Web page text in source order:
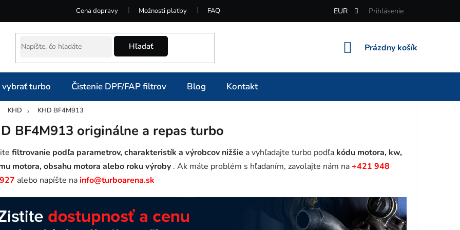
Cena dopravy Možnosti platby FAQ EUR Prihlásenie
Hľadať
NÁKUPNÝ
Prázdny košík
turbo Čistenie DPF/FAP filtrov Blog Kontakt
KHD KHD BF4M913
BF4M913 originálne a repas turbo
filtrovanie podľa parametrov, charakteristík a výrobcov nižšie a vyhľadajte turbo podľa kódu motora, kw,
motora, obsahu motora alebo roku výroby . Ak máte problém s hľadaním, zavolajte nám na+421 948
alebo napíšte nainfo@turboarena.sk